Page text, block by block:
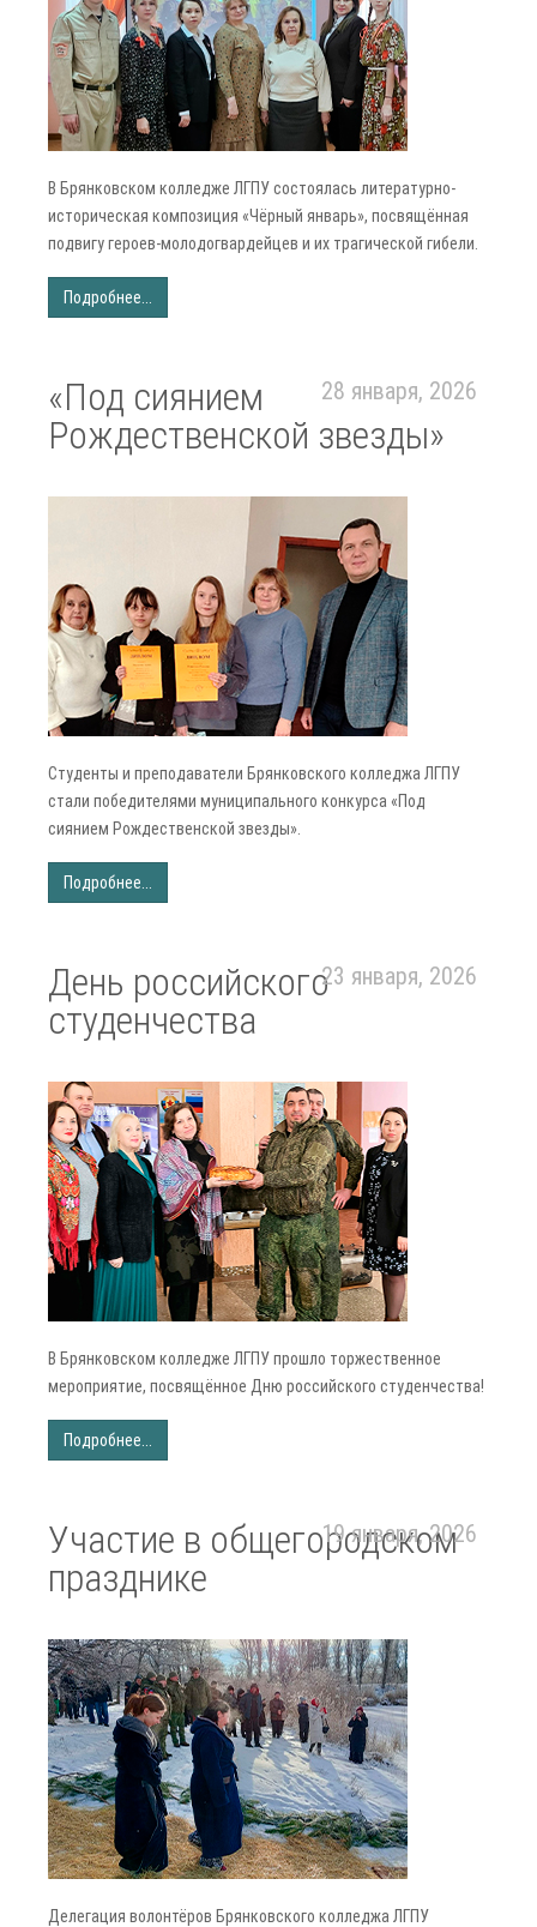
В Брянковском колледже ЛГПУ состоялась литературно-
историческая композиция «Чёрный январь», посвящённая
подвигу героев-молодогвардейцев и их трагической гибели.
Подробнее...
«Под сиянием
Рождественской звезды»
28 января, 2026
Студенты и преподаватели Брянковского колледжа ЛГПУ
стали победителями муниципального конкурса «Под
сиянием Рождественской звезды».
Подробнее...
День российского
студенчества
23 января, 2026
В Брянковском колледже ЛГПУ прошло торжественное
мероприятие, посвящённое Дню российского студенчества!
Подробнее...
Участие в общегородском
празднике
19 января, 2026
Делегация волонтёров Брянковского колледжа ЛГПУ